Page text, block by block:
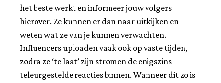
het beste werkt en informeer jouw volgers
hierover. Ze kunnen er dan naar uitkijken en
weten wat ze van je kunnen verwachten.
Influencers uploaden vaak ook op vaste tijden,
zodra ze ‘te laat’ zijn stromen de enigszins
teleurgestelde reacties binnen. Wanneer dit zo is